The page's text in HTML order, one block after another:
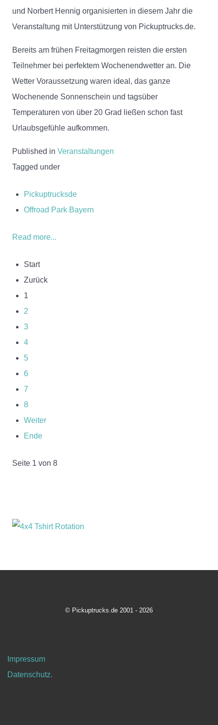
und Norbert Hennig organisierten in diesem Jahr die
Veranstaltung mit Unterstützung von Pickuptrucks.de.
Bereits am frühen Freitagmorgen reisten die ersten
Teilnehmer bei perfektem Wochenendwetter an. Die
Wetter Voraussetzung waren ideal, das ganze
Wochenende Sonnenschein und tagsüber
Temperaturen von über 20 Grad ließen schon fast
Urlaubsgefühle aufkommen.
Published in Veranstaltungen
Tagged under
Pickuptrucksde
Offroad Park Bayern
Read more...
Start
Zurück
1
2
3
4
5
6
7
8
Weiter
Ende
Seite 1 von 8
© Pickuptrucks.de 2001 - 2026
Impressum
Datenschutz.